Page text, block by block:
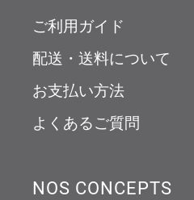
ご利用ガイド
配送・送料について
お支払い方法
よくあるご質問
NOS CONCEPTS